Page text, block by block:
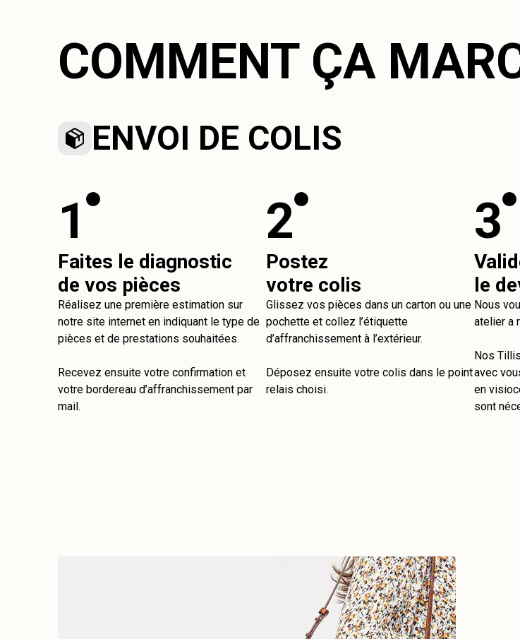
COMMENT ÇA
ENVOI DE COLIS
1
Faites le diagnostic
de vos pièces
Réalisez une première estimation sur
notre site internet en indiquant le type de
pièces et de prestations souhaitées.
Recevez ensuite votre confirmation et
votre bordereau d’affranchissement par
mail.
2
Postez
votre colis
Glissez vos pièces dans un carton ou une
pochette et collez l’étiquette
d’affranchissement à l’extérieur.
Déposez ensuite votre colis dans le point
relais choisi.
3
le
Nous
atelier a
Nos
avec
en
sont